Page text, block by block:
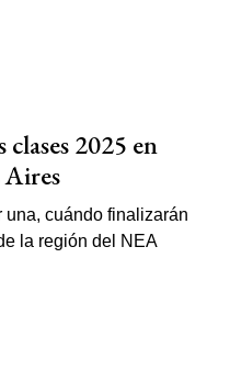
2025 en